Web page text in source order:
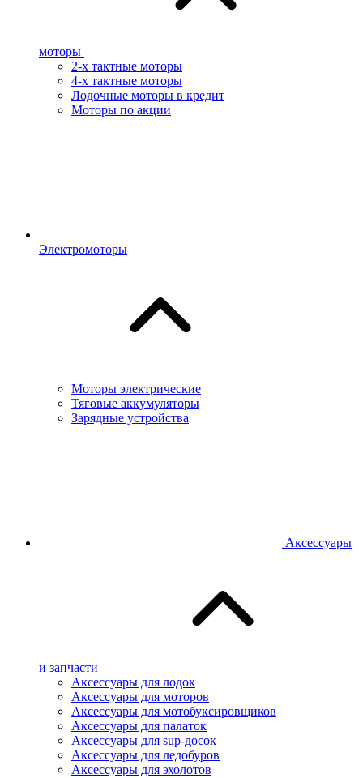
моторы
2-х тактные моторы
4-х тактные моторы
Лодочные моторы в кредит
Моторы по акции
Электромоторы
Моторы электрические
Тяговые аккумуляторы
Зарядные устройства
Аксессуары
и запчасти
Аксессуары для лодок
Аксессуары для моторов
Аксессуары для мотобуксировщиков
Аксессуары для палаток
Аксессуары для sup-досок
Аксессуары для ледобуров
Аксессуары для эхолотов